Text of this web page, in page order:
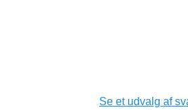
Se et udvalg af